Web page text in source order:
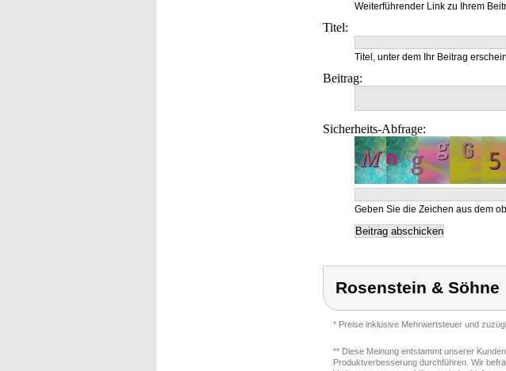
Weiterführender Link zu Ihrem
Titel:
Titel, unter dem Ihr Beitrag
Beitrag:
Sicherheits-Abfrage:
Geben Sie die Zeichen aus dem
Rosenstein & Söhne
* Preise inklusive Mehrwertsteuer und
** Diese Meinung entstammt unserer
Produktverbesserung durchführen. Wir